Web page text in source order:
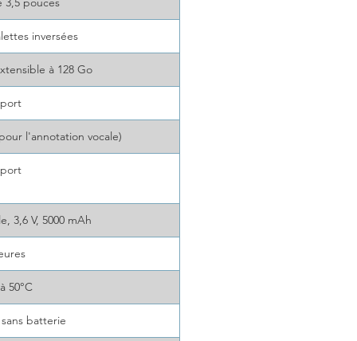
inversées
à 128 Go
l'annotation vocale)
3,6 V, 5000 mAh
50°C
sans batterie